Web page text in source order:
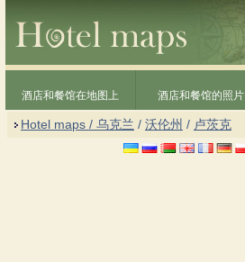
酒店和餐馆在地图上 酒店和餐馆的照片
Hotel maps / 乌克兰 / 沃伦州 / 卢茨克